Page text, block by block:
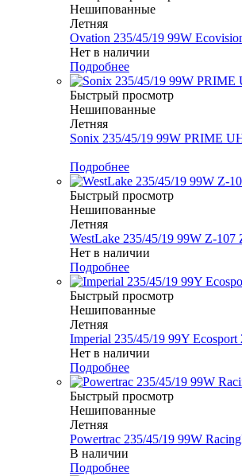
Нешипованные
Летняя
Ovation 235/45/19 99W
Нет в наличии
Подробнее
Быстрый просмотр
Нешипованные
Летняя
Sonix 235/45/19 99W PRIME
Подробнее
Быстрый просмотр
Нешипованные
Летняя
WestLake 235/45/19 99W Z-107
Нет в наличии
Подробнее
Быстрый просмотр
Нешипованные
Летняя
Imperial 235/45/19 99Y Ecosport
Нет в наличии
Подробнее
Быстрый просмотр
Нешипованные
Летняя
Powertrac 235/45/19 99W
В наличии
Подробнее